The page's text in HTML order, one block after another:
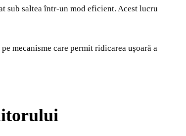
sub saltea într-un mod eficient. Acest lucru
mecanisme care permit ridicarea ușoară a